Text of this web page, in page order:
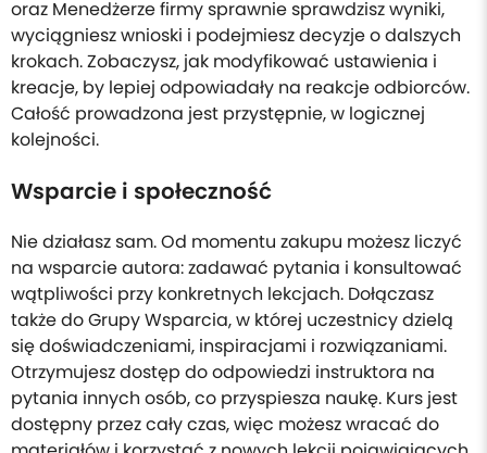
oraz Menedżerze firmy sprawnie sprawdzisz wyniki,
wyciągniesz wnioski i podejmiesz decyzje o dalszych
krokach. Zobaczysz, jak modyfikować ustawienia i
kreacje, by lepiej odpowiadały na reakcje odbiorców.
Całość prowadzona jest przystępnie, w logicznej
kolejności.
Wsparcie i społeczność
Nie działasz sam. Od momentu zakupu możesz liczyć
na wsparcie autora: zadawać pytania i konsultować
wątpliwości przy konkretnych lekcjach. Dołączasz
także do Grupy Wsparcia, w której uczestnicy dzielą
się doświadczeniami, inspiracjami i rozwiązaniami.
Otrzymujesz dostęp do odpowiedzi instruktora na
pytania innych osób, co przyspiesza naukę. Kurs jest
dostępny przez cały czas, więc możesz wracać do